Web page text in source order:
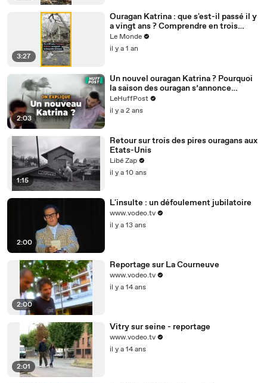
3:27
Ouragan Katrina : que s'est-il passé il y
a vingt ans ? Comprendre en trois
minutes
Le Monde
il y a 1 an
2:03
Un nouvel ouragan Katrina ? Pourquoi
la saison des ouragan s’annonce
terrifiante cette année
LeHuffPost
il y a 2 ans
1:15
Retour sur trois des pires ouragans aux
Etats-Unis
Libé Zap
il y a 10 ans
2:00
L'insulte : un défoulement jubilatoire
www.vodeo.tv
il y a 13 ans
2:00
Reportage sur La Courneuve
www.vodeo.tv
il y a 14 ans
2:01
Vitry sur seine - reportage
www.vodeo.tv
il y a 14 ans